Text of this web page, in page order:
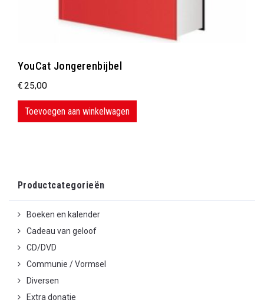
YouCat Jongerenbijbel
€25,00
Toevoegen aan winkelwagen
Productcategorieën
Boeken en kalender
Cadeau van geloof
CD/DVD
Communie / Vormsel
Diversen
Extra donatie